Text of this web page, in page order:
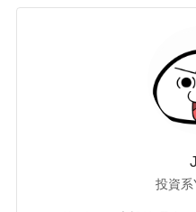
投資系